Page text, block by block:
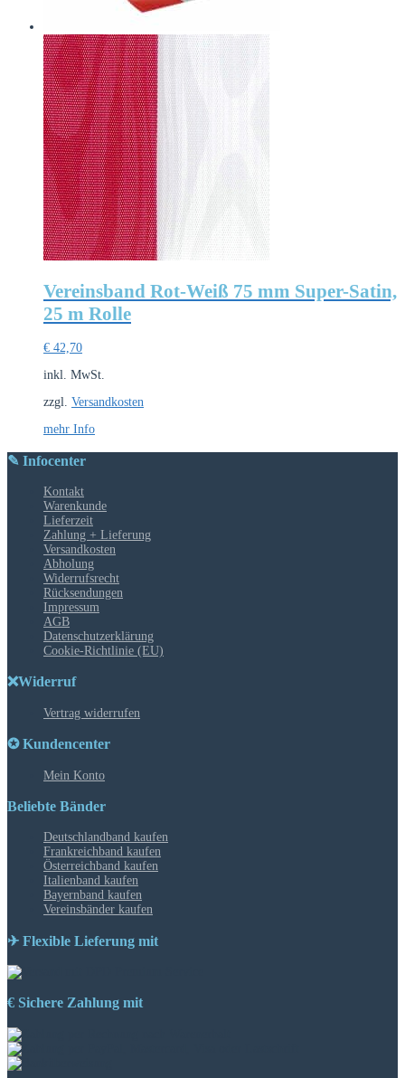
Vereinsband Rot-Weiß 75 mm Super-Satin,
25 m Rolle
€ 42,70
inkl. MwSt.
zzgl. Versandkosten
mehr Info
✎ Infocenter
Kontakt
Warenkunde
Lieferzeit
Zahlung + Lieferung
Versandkosten
Abholung
Widerrufsrecht
Rücksendungen
Impressum
AGB
Datenschutzerklärung
Cookie-Richtlinie (EU)
❌Widerruf
Vertrag widerrufen
✪ Kundencenter
Mein Konto
Beliebte Bänder
Deutschlandband kaufen
Frankreichband kaufen
Österreichband kaufen
Italienband kaufen
Bayernband kaufen
Vereinsbänder kaufen
✈ Flexible Lieferung mit
€ Sichere Zahlung mit